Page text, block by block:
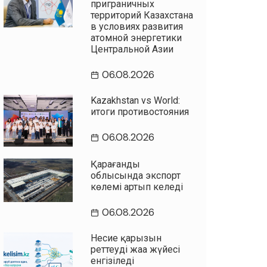
приграничных
территорий Казахстана
в условиях развития
атомной энергетики
Центральной Азии
06.08.2026
Kazakhstan vs World:
итоги противостояния
06.08.2026
Қарағанды
облысында экспорт
көлемі артып келеді
06.08.2026
Несие қарызын
реттеудің жаңа жүйесі
енгізіледі